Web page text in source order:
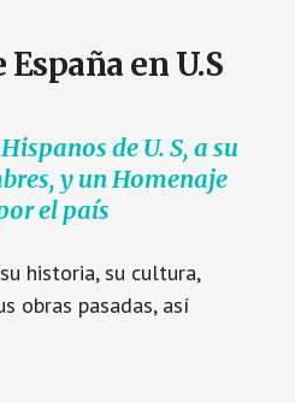
en U.S
de U. S, a su
y un Homenaje
el país
historia, su cultura,
obras pasadas, así